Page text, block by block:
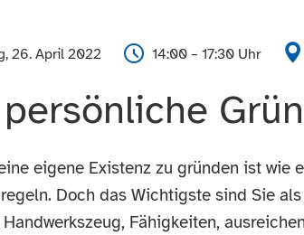
26. April 2022 14:00 – 17:30 Uhr
eigene Existenz zu gründen ist wie
Doch das Wichtigste sind Sie
Fähigkeiten,